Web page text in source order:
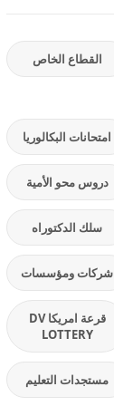
القطاع الخاص
امتحانات البكالوريا
دروس محو الأمية
سلك الدكتوراه
شركات ومؤسسات
قرعة امريكا DV
LOTTERY
مستجدات التعليم